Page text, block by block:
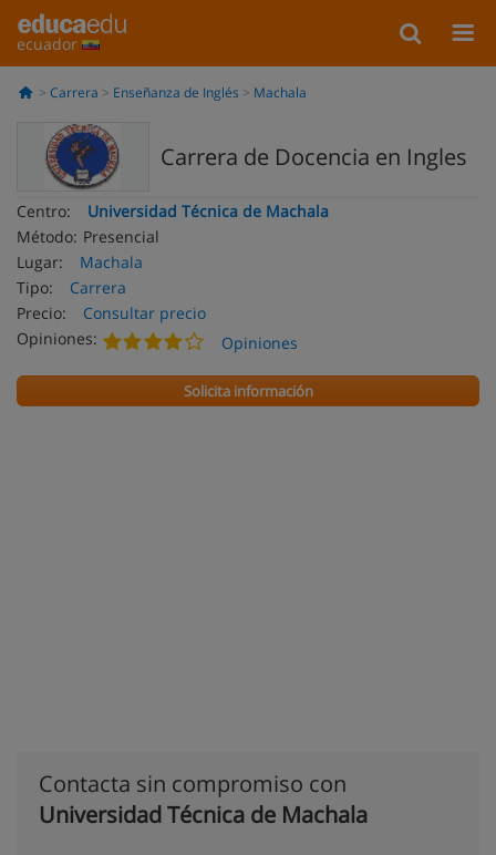
ecuador
Carrera Enseñanza de Inglés Machala
Carrera de Docencia en Ingles
Centro:
Universidad Técnica de Machala
Método: Presencial
Lugar:
Machala
Tipo:
Carrera
Precio:
Consultar precio
Opiniones:
Opiniones
Solicita información
Contacta sin compromiso con
Universidad Técnica de Machala